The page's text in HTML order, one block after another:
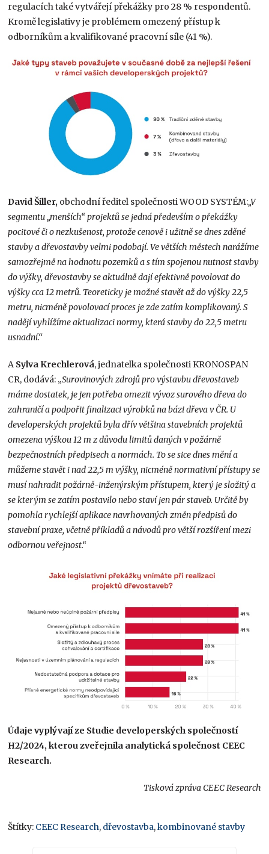
regulacích také vytvářejí překážky pro 28 % respondentů.
Kromě legislativy je problémem omezený přístup k
odborníkům a kvalifikované pracovní síle (41 %).
David Šiller, obchodní ředitel společnosti WOOD SYSTÉM:„V
segmentu „menších“ projektů se jedná především o překážky
pocitové či o nezkušenost, protože cenově i užitně se dnes zděné
stavby a dřevostavby velmi podobají. Ve větších městech narážíme
samozřejmě na hodnotu pozemků a s tím spojenou nutnost stavby
do výšky, dřevostavby se aktuálně dají efektivně povolovat do
výšky cca 12 metrů. Teoreticky je možné stavět až do výšky 22,5
metru, nicméně povolovací proces je zde zatím komplikovaný. S
nadějí vyhlížíme aktualizaci normy, která stavby do 22,5 metru
usnadní.“
A Sylva Krechlerová, jednatelka společnosti KRONOSPAN
CR, dodává: „Surovinových zdrojů pro výstavbu dřevostaveb
máme dostatek, je jen potřeba omezit vývoz surového dřeva do
zahraničí a podpořit finalizaci výrobků na bázi dřeva v ČR. U
developerských projektů byla dřív většina stavebních projektů
omezena výškou 12 m z důvodu limitů daných v požárně
bezpečnostních předpisech a normách. To se sice dnes mění a
můžeme stavět i nad 22,5 m výšky, nicméně normativní přístupy se
musí nahradit požárně-inženýrským přístupem, který je složitý a
se kterým se zatím postavilo nebo staví jen pár staveb. Určitě by
pomohla rychlejší aplikace navrhovaných změn předpisů do
stavební praxe, včetně příkladů a návodů pro větší rozšíření mezi
odbornou veřejnost.“
Údaje vyplývají ze Studie developerských společností
H2/2024, kterou zveřejnila analytická společnost CEEC
Research.
Tisková zpráva CEEC Research
Štítky: CEEC Research, dřevostavba,kombinované stavby